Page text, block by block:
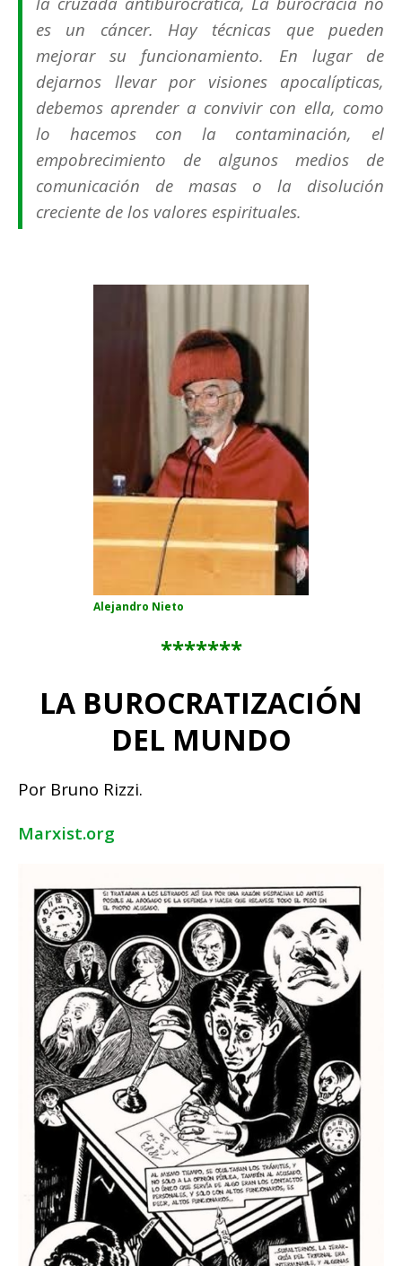
es un cáncer. Hay técnicas que pueden
mejorar su funcionamiento. En lugar de
dejarnos llevar por visiones apocalípticas,
debemos aprender a convivir con ella, como
lo hacemos con la contaminación, el
empobrecimiento de algunos medios de
comunicación de masas o la disolución
creciente de los valores espirituales.
Alejandro Nieto
*******
LA BUROCRATIZACIÓN
DEL MUNDO
Por Bruno Rizzi.
Marxist.org